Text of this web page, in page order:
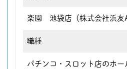
楽園 池袋店（株式会社浜友
職種
パチンコ・スロット店のホー